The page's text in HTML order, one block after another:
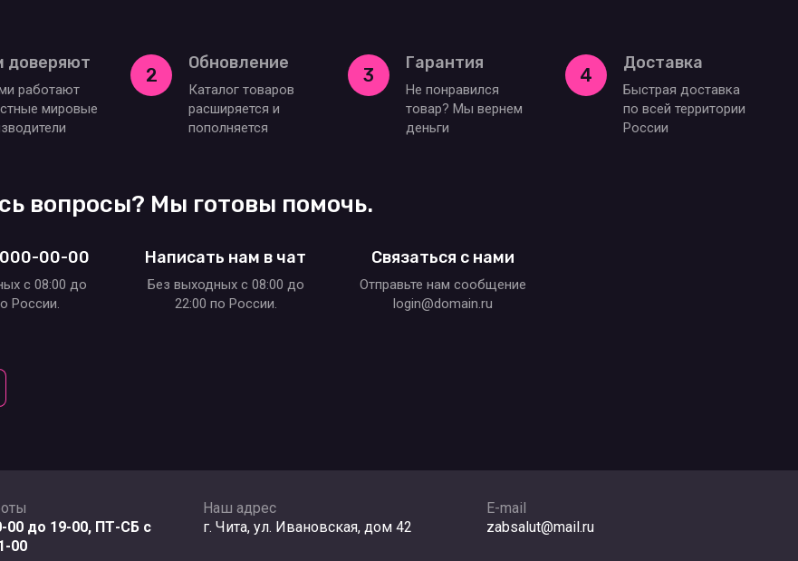
доверяют
работают
мировые
2
Обновление
Каталог товаров
расширяется и
пополняется
3
Гарантия
Не понравился
товар? Мы вернем
деньги
4
Доставка
Быстрая доставка
по всей территории
России
вопросы? Мы готовы помочь.
00-00
c 08:00 до
России.
Написать нам в чат
Без выходных c 08:00 до
22:00 по России.
Связаться с нами
Отправьте нам сообщение
login@domain.ru
00 до 19-00, ПТ-СБ с
00
Наш адрес
г. Чита, ул. Ивановская, дом 42
E-mail
zabsalut@mail.ru